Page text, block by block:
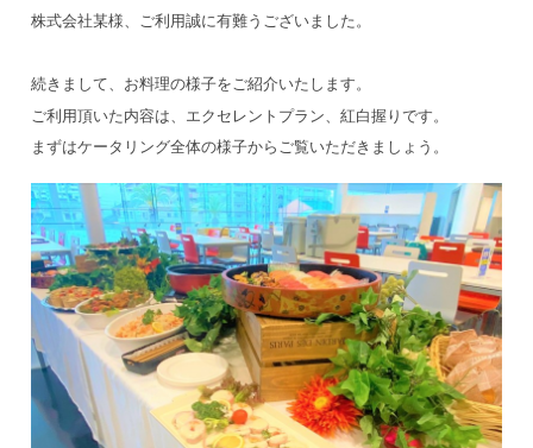
株式会社某様、ご利用誠に有難うございました。
続きまして、お料理の様子をご紹介いたします。
ご利用頂いた内容は、エクセレントプラン、紅白握りです。
まずはケータリング全体の様子からご覧いただきましょう。